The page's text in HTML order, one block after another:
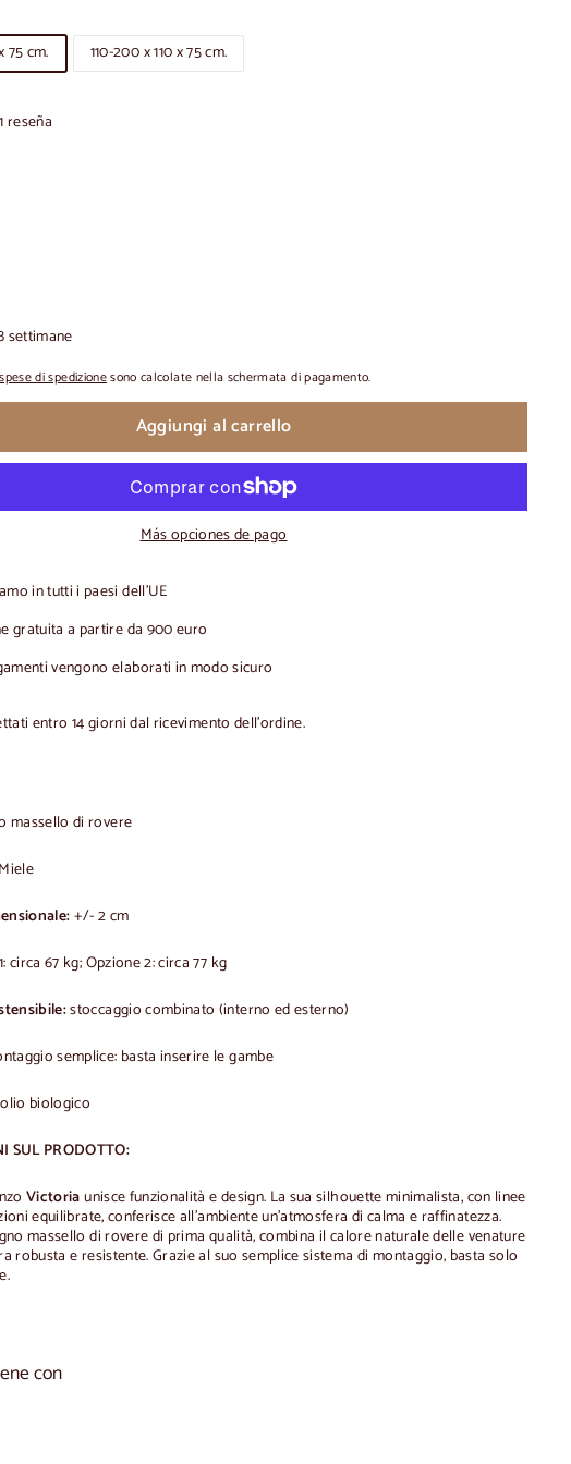
75 cm. 110-200 x 110 x 75 cm.
1 reseña
settimane
spese di spedizionesono calcolate nella schermata di pagamento.
Aggiungi al carrello
Más opciones de pago
in tutti i paesi dell'UE
gratuita a partire da 900 euro
vengono elaborati in modo sicuro
entro 14 giorni dal ricevimento dell'ordine.
massello di rovere
+/- 2 cm
circa 67 kg; Opzione 2: circa 77 kg
stoccaggio combinato (interno ed esterno)
semplice: basta inserire le gambe
biologico
SUL PRODOTTO:
Victoriaunisce funzionalità e design. La sua silhouette minimalista, con linee
equilibrate, conferisce all'ambiente un'atmosfera di calma e raffinatezza.
massello di rovere di prima qualità, combina il calore naturale delle venature
robusta e resistente. Grazie al suo semplice sistema di montaggio, basta solo
con